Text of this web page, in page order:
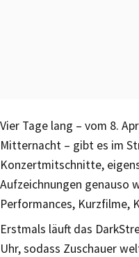
Vier Tage lang – vom 8.
Mitternacht – gibt es im
Konzertmitschnitte,
Aufzeichnungen genauso
Performances, Kurzfilme,
Erstmals läuft das
Uhr, sodass Zuschauer